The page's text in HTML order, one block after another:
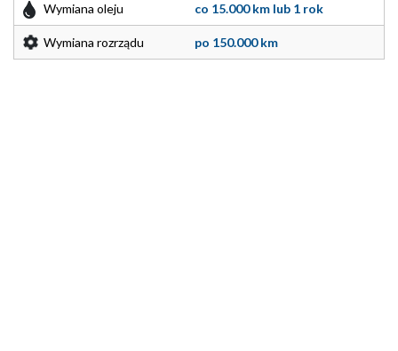
Wymiana oleju co 15.000 km lub 1 rok
Wymiana rozrządu po 150.000 km